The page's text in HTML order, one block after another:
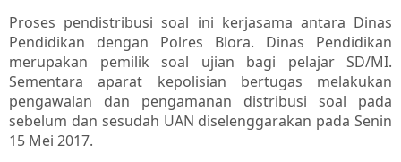
Proses pendistribusi soal ini kerjasama antara Dinas
Pendidikan dengan Polres Blora. Dinas Pendidikan
merupakan pemilik soal ujian bagi pelajar SD/MI.
Sementara aparat kepolisian bertugas melakukan
pengawalan dan pengamanan distribusi soal pada
sebelum dan sesudah UAN diselenggarakan pada Senin
15 Mei 2017.